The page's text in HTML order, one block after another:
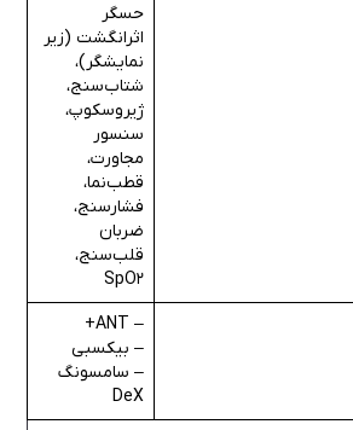
حسگر
اثرانگشت (زیر
نمایشگر)،
شتاب‌سنج،
ژیروسکوپ،
سنسور
مجاورت،
قطب‌نما،
فشارسنج،
ضربان
قلب‌سنج،
SpO2
– ANT+
– بیکسبی
– سامسونگ
DeX